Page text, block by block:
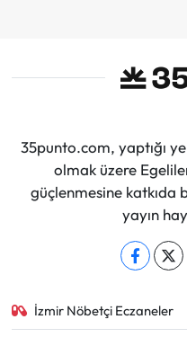
35punto.com, yaptığı
olmak üzere
güçlenmesine katkıda
yayın
İzmir Nöbetçi Eczaneler